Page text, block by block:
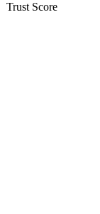
Trust Score